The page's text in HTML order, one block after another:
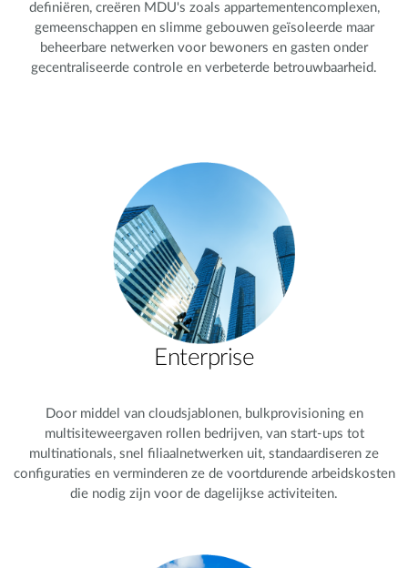
definiëren, creëren MDU's zoals appartementencomplexen,
gemeenschappen en slimme gebouwen geïsoleerde maar
beheerbare netwerken voor bewoners en gasten onder
gecentraliseerde controle en verbeterde betrouwbaarheid.
Enterprise
Door middel van cloudsjablonen, bulkprovisioning en
multisiteweergaven rollen bedrijven, van start-ups tot
multinationals, snel filiaalnetwerken uit, standaardiseren ze
configuraties en verminderen ze de voortdurende arbeidskosten
die nodig zijn voor de dagelijkse activiteiten.